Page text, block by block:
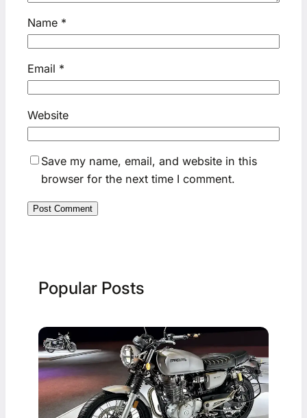
Name *
Email *
Website
Save my name, email, and website in this
browser for the next time I comment.
Popular Posts